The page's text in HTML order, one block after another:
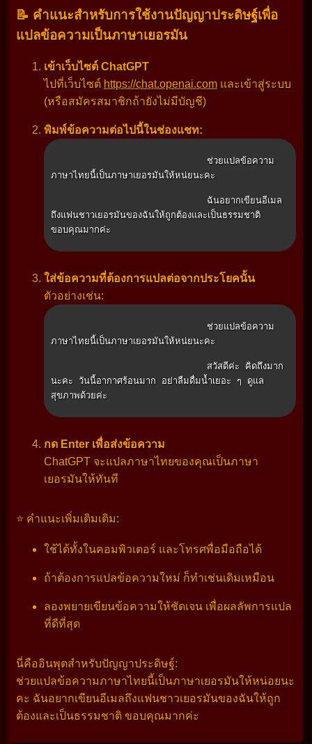
📝 คำแนะสำหรับการใช้งานปัญญาประดิษฐ์เพื่อ
แปลข้อความเป็นภาษาเยอรมัน
เข้าเว็บไซต์ ChatGPT
ไปที่เว็บไซต์ https://chat.openai.comและเข้าสู่ระบบ
(หรือสมัครสมาชิกถ้ายังไม่มีบัญชี)
พิมพ์ข้อความต่อไปนี้ในช่องแชท:
ภาษาไทยนี้เป็นภาษาเยอรมันให้หน่ยนะคะ
ถึงแฟนชาวเยอรมันของฉันให้ถูกต้องและเป็นธรรมชาติ
ขอบคุณมากค่ะ
ใส่ข้อความที่ต้องการแปลต่อจากประโยคนั้น
ตัวอย่างเช่น:
ภาษาไทยนี้เป็นภาษาเยอรมันให้หน่ยนะคะ
นะคะ วันนี้อากาศร้อนมาก อย่าลืมดื่มน้ำเยอะ ๆ ดูแล
สุขภาพด้วยค่ะ
กด Enter เพื่อส่งข้อความ
ChatGPT จะแปลภาษาไทยของคุณเป็นภาษา
เยอรมันให้ทันที
⭐ คำแนะเพิ่มเติมเติม:
ใช้ได้ทั้งในคอมพิวเตอร์ และโทรศพื่อมือถือได้
ถ้าต้องการแปลข้อความใหม่ ก็ทำเช่นเดิมเหมือน
ลองพยายเขียนข้อความให้ชัดเจน เพื่อผลลัพการแปล
ที่ดีที่สุด
นี่คืออินพุตสำหรับปัญญาประดิษฐ์:
ช่วยแปลข้อความภาษาไทยนี้เป็นภาษาเยอรมันให้หน่อยนะ
คะ ฉันอยากเขียนอีเมลถึงแฟนชาวเยอรมันของฉันให้ถูก
ต้องและเป็นธรรมชาติ ขอบคุณมากค่ะ